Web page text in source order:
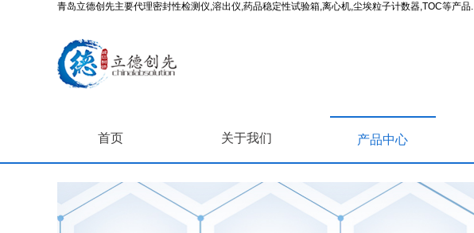
青岛立德创先主要代理密封性检测仪,溶出仪,药品稳定性试验箱,离心机,尘埃粒子计数器,TOC等产品.
首页 关于我们 产品中心